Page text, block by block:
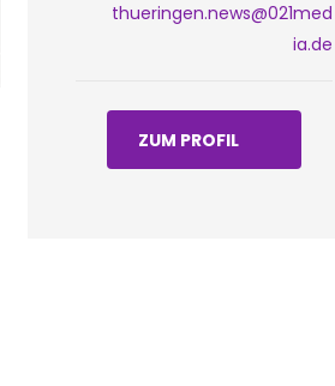
für Gespräche mit CDU im
thueringen.news@021med
ia.de
ZUM PROFIL